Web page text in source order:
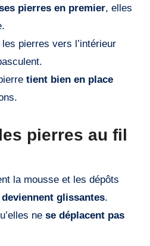
pierres en premier, elles
les pierres vers l’intérieur
tient bien en place
pierres au fil
la mousse et les dépôts
glissantes.
ne se déplacent pas